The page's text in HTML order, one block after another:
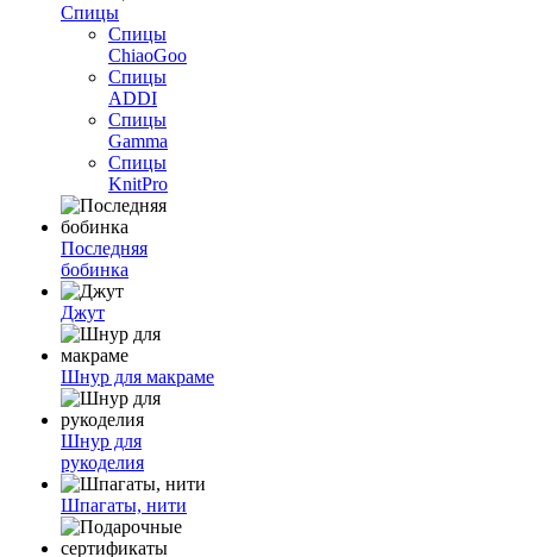
Спицы
Спицы
ChiaoGoo
Спицы
ADDI
Спицы
Gamma
Спицы
KnitPro
Последняя
бобинка
Джут
Шнур для макраме
Шнур для
рукоделия
Шпагаты, нити